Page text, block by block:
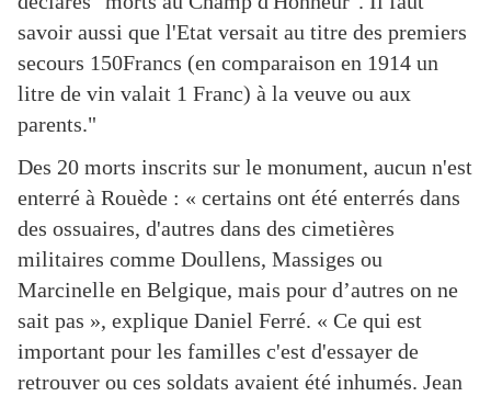
savoir aussi que l'Etat versait au titre des premiers
secours 150Francs (en comparaison en 1914 un
litre de vin valait 1 Franc) à la veuve ou aux
parents."
Des 20 morts inscrits sur le monument, aucun n'est
enterré à Rouède : « certains ont été enterrés dans
des ossuaires, d'autres dans des cimetières
militaires comme Doullens, Massiges ou
Marcinelle en Belgique, mais pour d’autres on ne
sait pas », explique Daniel Ferré. « Ce qui est
important pour les familles c'est d'essayer de
retrouver ou ces soldats avaient été inhumés. Jean